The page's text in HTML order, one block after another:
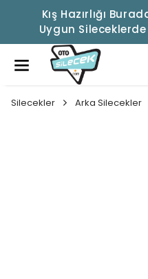
Kış Hazırlığı
Uygun
Silecekler Arka Silecekler